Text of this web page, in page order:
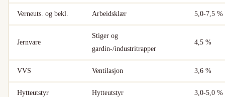
Verneuts. og bekl. Arbeidsklær 5,0-7,5 %
Jernvare
Stiger og
gardin-/industritrapper
4,5 %
VVS Ventilasjon 3,6 %
Hytteutstyr Hytteutstyr 3,0-5,0 %